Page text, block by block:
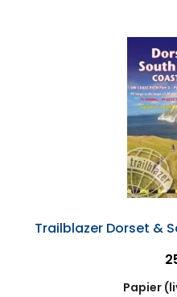
Trailblazer Dorset &
Papier